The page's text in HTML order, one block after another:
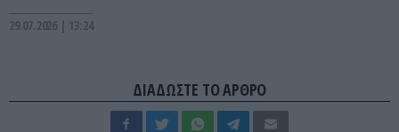
29.07.2026 | 13:24
ΔΙΑΔΩΣΤΕ ΤΟ ΑΡΘΡΟ